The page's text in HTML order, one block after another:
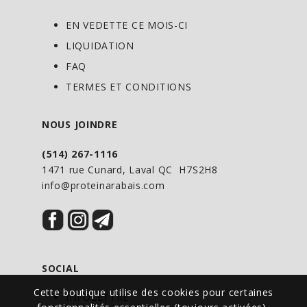
Cette boutique utilise des cookies pour certaines
EN VEDETTE CE MOIS-CI
LIQUIDATION
FAQ
TERMES ET CONDITIONS
NOUS JOINDRE
(514) 267-1116
1471 rue Cunard, Laval QC H7S2H8
info@proteinarabais.com
SOCIAL
INFOLETTRE